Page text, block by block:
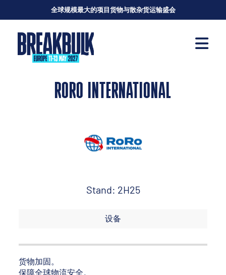
全球规模最大的项目货物与散杂货运输盛会
RORO INTERNATIONAL
Stand: 2H25
设备
货物加固。
保障全球物流安全。